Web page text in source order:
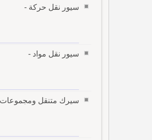
سيور نقل حركة -
سيور نقل مواد -
سيرك متنقل ومجموعات